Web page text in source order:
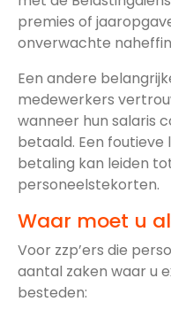
premies of
onverwachte
Een andere
medewerkers
wanneer hun salaris
betaald. Een
betaling kan leiden
personeelstekorten.
Waar moet u
Voor zzp’ers die
aantal zaken waar u
besteden: